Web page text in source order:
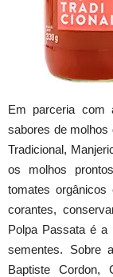
Em parceria com
sabores de molhos
Tradicional,
os molhos
tomates
corantes,
Polpa Passata é a
sementes. Sobre
Baptiste Cordon,